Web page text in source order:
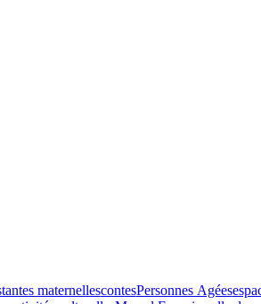
maternellescontesPersonnes Agées